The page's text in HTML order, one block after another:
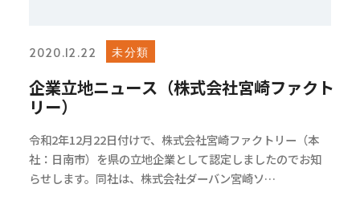
2020.12.22 未分類
企業立地ニュース（株式会社宮崎ファクト
リー）
令和2年12月22日付けで、株式会社宮崎ファクトリー（本
社：日南市）を県の立地企業として認定しましたのでお知
らせします。同社は、株式会社ダーバン宮崎ソ…